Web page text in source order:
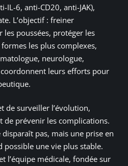
IL-6, anti-CD20, anti-JAK),
L’objectif : freiner
les poussées, protéger les
les plus complexes,
neurologue,
leurs efforts pour
de surveiller l’évolution,
de prévenir les complications.
pas, mais une prise en
possible une vie plus stable.
l’équipe médicale, fondée sur